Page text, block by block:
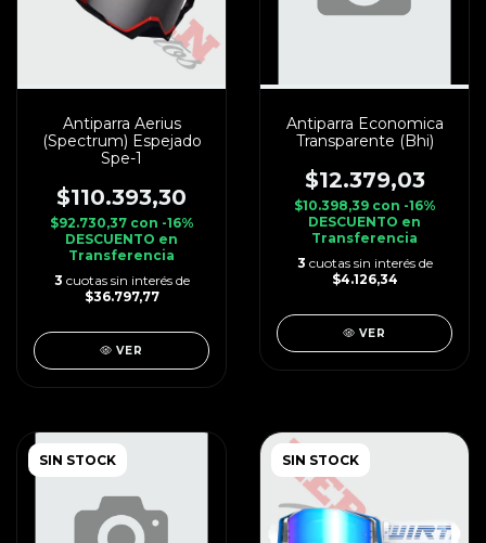
Antiparra Aerius
(Spectrum) Espejado
Spe-1
$110.393,30
$92.730,37 con -16%
DESCUENTO en
Transferencia
3 cuotas sin interés de
$36.797,77
VER
Antiparra Economica
Transparente (Bhi)
$12.379,03
$10.398,39 con -16%
DESCUENTO en
Transferencia
3 cuotas sin interés de
$4.126,34
VER
SIN STOCK SIN STOCK